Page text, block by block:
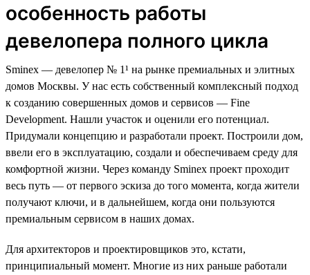
особенность работы
девелопера полного цикла
Sminex — девелопер № 1¹ на рынке премиальных и элитных
домов Москвы. У нас есть собственный комплексный подход
к созданию совершенных домов и сервисов — Fine
Development. Нашли участок и оценили его потенциал.
Придумали концепцию и разработали проект. Построили дом,
ввели его в эксплуатацию, создали и обеспечиваем среду для
комфортной жизни. Через команду Sminex проект проходит
весь путь — от первого эскиза до того момента, когда жители
получают ключи, и в дальнейшем, когда они пользуются
премиальным сервисом в наших домах.
Для архитекторов и проектировщиков это, кстати,
принципиальный момент. Многие из них раньше работали